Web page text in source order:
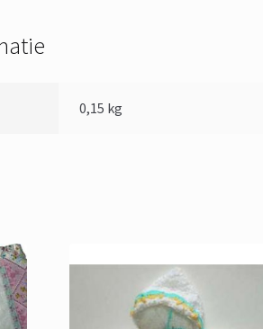
0,15 kg